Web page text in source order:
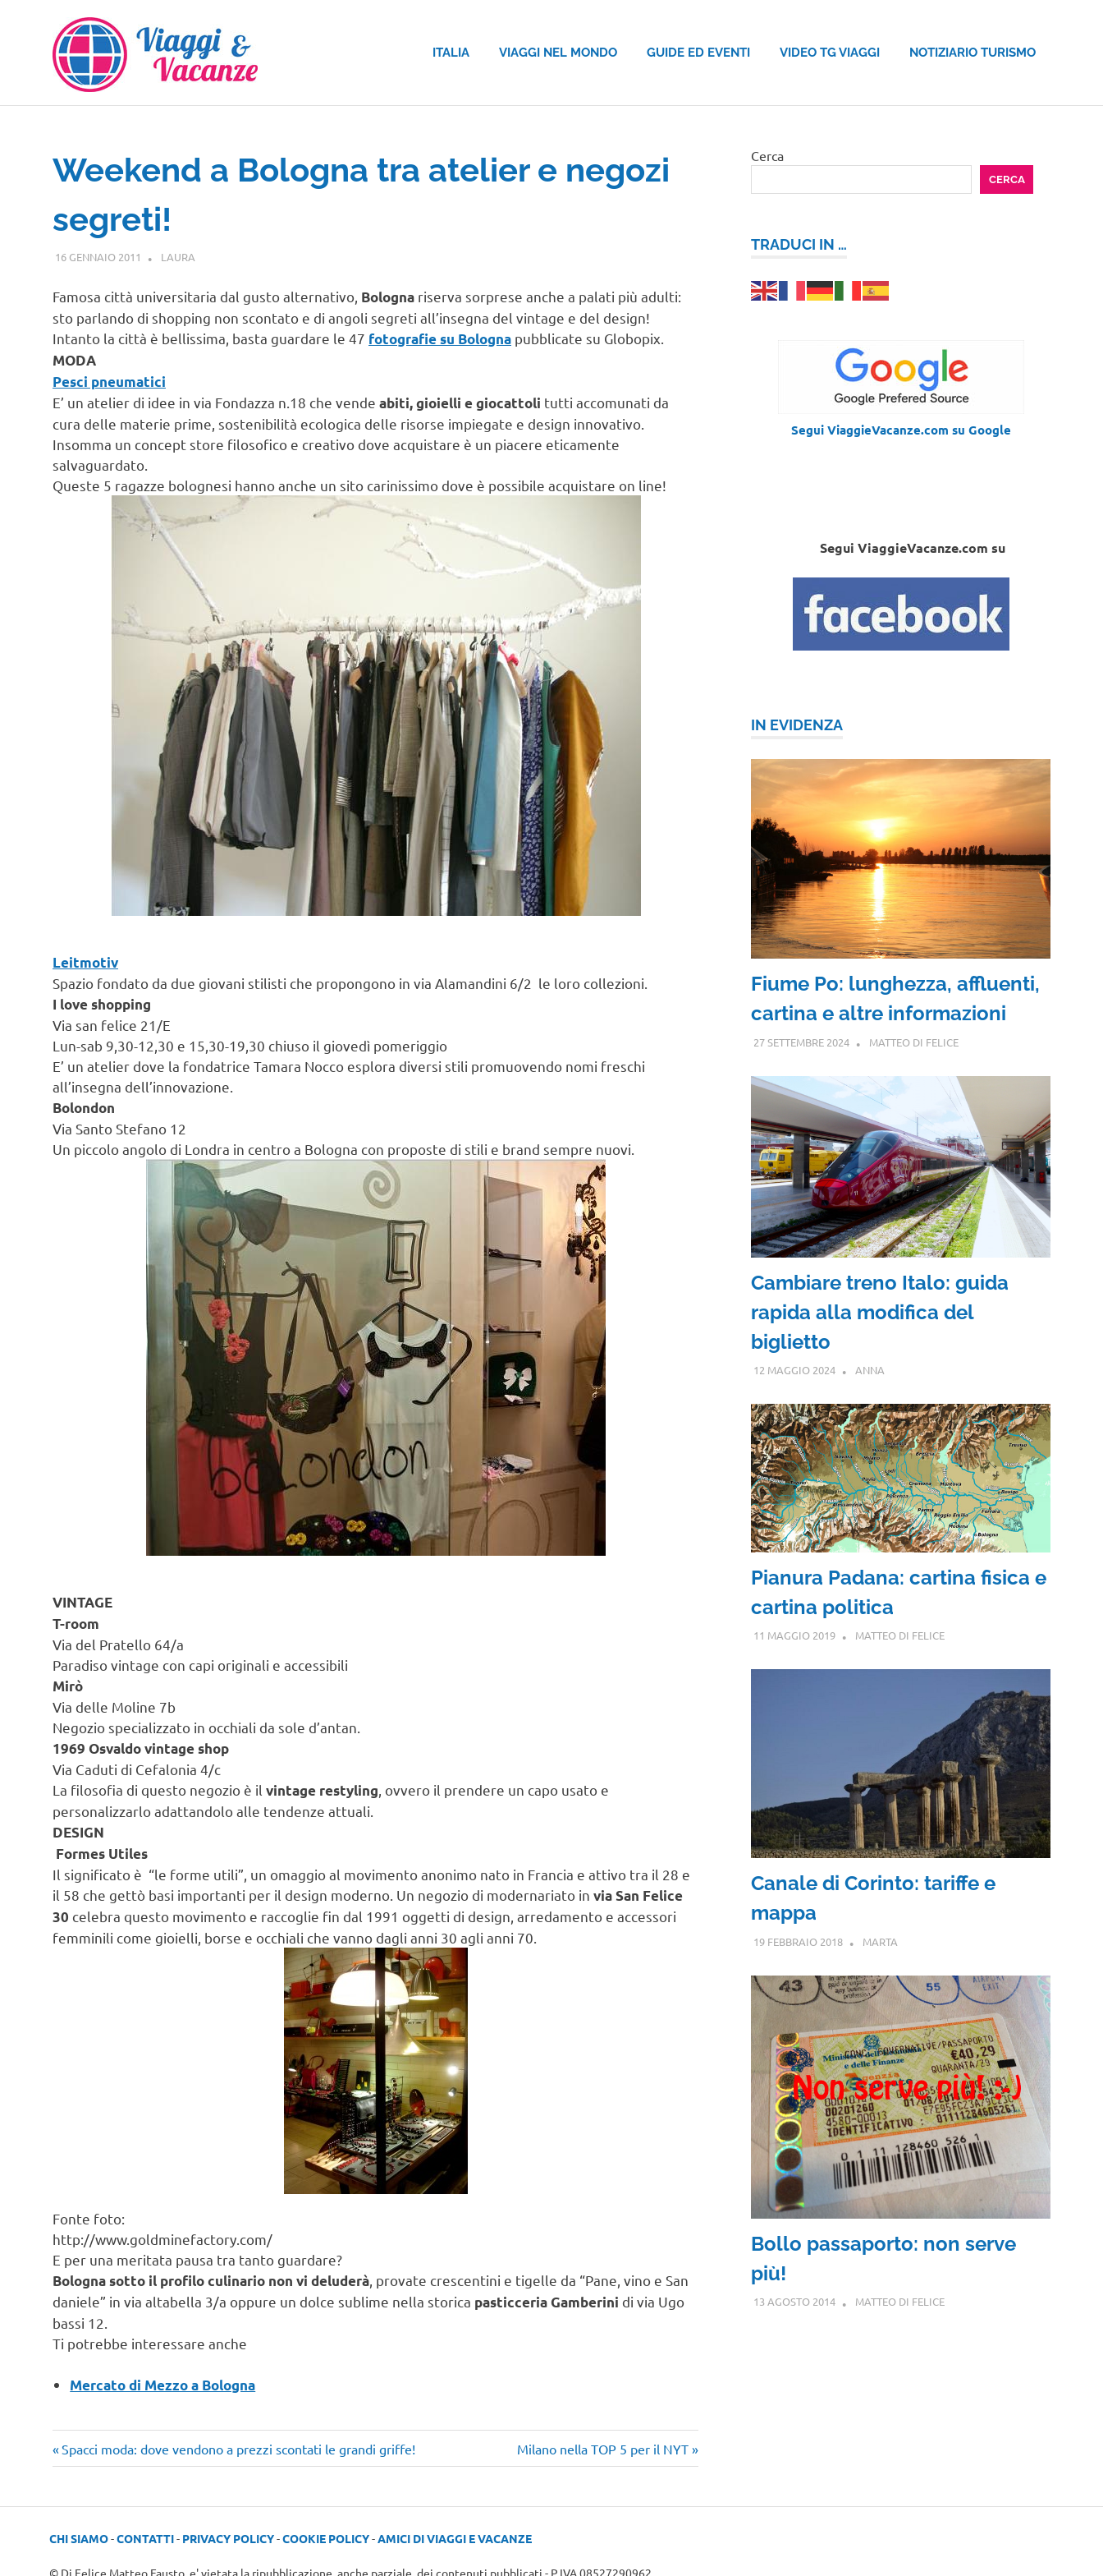
contenuto
ITALIA VIAGGI NEL MONDO GUIDE ED EVENTI VIDEO TG VIAGGI NOTIZIARIO TURISMO
Weekend a Bologna tra atelier e negozi
segreti!
16 GENNAIO 2011 LAURA
Famosa città universitaria dal gusto alternativo, Bologna riserva sorprese anche a palati più adulti:
sto parlando di shopping non scontato e di angoli segreti all’insegna del vintage e del design!
Intanto la città è bellissima, basta guardare le 47 fotografie su Bologna pubblicate su Globopix.
MODA
Pesci pneumatici
E’ un atelier di idee in via Fondazza n.18 che vende abiti, gioielli e giocattoli tutti accomunati da
cura delle materie prime, sostenibilità ecologica delle risorse impiegate e design innovativo.
Insomma un concept store filosofico e creativo dove acquistare è un piacere eticamente
salvaguardato.
Queste 5 ragazze bolognesi hanno anche un sito carinissimo dove è possibile acquistare on line!
Leitmotiv
Spazio fondato da due giovani stilisti che propongono in via Alamandini 6/2 le loro collezioni.
I love shopping
Via san felice 21/E
Lun-sab 9,30-12,30 e 15,30-19,30 chiuso il giovedì pomeriggio
E’ un atelier dove la fondatrice Tamara Nocco esplora diversi stili promuovendo nomi freschi
all’insegna dell’innovazione.
Bolondon
Via Santo Stefano 12
Un piccolo angolo di Londra in centro a Bologna con proposte di stili e brand sempre nuovi.
VINTAGE
T-room
Via del Pratello 64/a
Paradiso vintage con capi originali e accessibili
Mirò
Via delle Moline 7b
Negozio specializzato in occhiali da sole d’antan.
1969 Osvaldo vintage shop
Via Caduti di Cefalonia 4/c
La filosofia di questo negozio è il vintage restyling , ovvero il prendere un capo usato e
personalizzarlo adattandolo alle tendenze attuali.
DESIGN
Formes Utiles
Il significato è “le forme utili”, un omaggio al movimento anonimo nato in Francia e attivo tra il 28 e
il 58 che gettò basi importanti per il design moderno. Un negozio di modernariato in via San Felice
30 celebra questo movimento e raccoglie fin dal 1991 oggetti di design, arredamento e accessori
femminili come gioielli, borse e occhiali che vanno dagli anni 30 agli anni 70.
Fonte foto:
http://www.goldminefactory.com/
E per una meritata pausa tra tanto guardare?
Bologna sotto il profilo culinario non vi deluderà , provate crescentini e tigelle da “Pane, vino e San
daniele” in via altabella 3/a oppure un dolce sublime nella storica pasticceria Gamberini di via Ugo
bassi 12.
Ti potrebbe interessare anche
Mercato di Mezzo a Bologna
Italia
Navigazione
Articolo
precedente:
Spacci moda: dove vendono a prezzi scontati le grandi griffe!
Articolo
successivo:
Milano nella TOP 5 per il NYT
Cerca
CERCA
TRADUCI IN …
Segui ViaggieVacanze.com su Google
Segui ViaggieVacanze.com su
IN EVIDENZA
Fiume Po: lunghezza, affluenti,
cartina e altre informazioni
27 SETTEMBRE 2024 MATTEO DI FELICE
Cambiare treno Italo: guida
rapida alla modifica del
biglietto
12 MAGGIO 2024 ANNA
Pianura Padana: cartina fisica e
cartina politica
11 MAGGIO 2019 MATTEO DI FELICE
Canale di Corinto: tariffe e
mappa
19 FEBBRAIO 2018 MARTA
Bollo passaporto: non serve
più!
13 AGOSTO 2014 MATTEO DI FELICE
CHI SIAMO-CONTATTI- PRIVACY POLICY-COOKIE POLICY-AMICI DI VIAGGI E VACANZE
© Di Felice Matteo Fausto, e' vietata la ripubblicazione, anche parziale, dei contenuti pubblicati - P.IVA 08527290962